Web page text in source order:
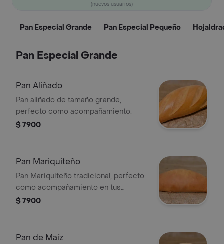
(nuevos usuarios)
Pan Especial Grande Pan Especial Pequeño
Pan Especial Grande
Pan Aliñado
Pan aliñado de tamaño grande,
perfecto como acompañamiento.
$ 7900
Pan Mariquiteño
Pan Mariquiteño tradicional, perfecto
como acompañamiento en tus
comidas.
$ 7900
Pan de Maíz